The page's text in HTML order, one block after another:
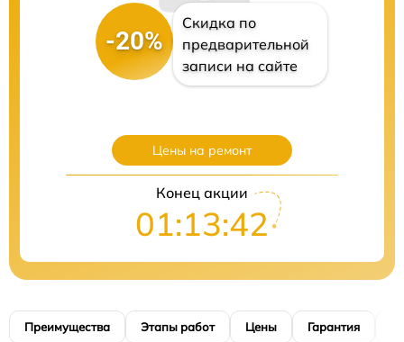
-20%
Скидка по
предварительной
записи на сайте
Цены на ремонт
Конец акции
01:13:41
Преимущества Этапы работ Цены Гарантия